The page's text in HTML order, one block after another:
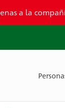
a la